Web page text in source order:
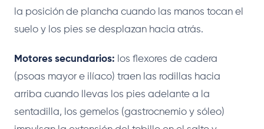
la posición de plancha cuando las manos tocan el
suelo y los pies se desplazan hacia atrás.
Motores secundarios: los flexores de cadera
(psoas mayor e ilíaco) traen las rodillas hacia
arriba cuando llevas los pies adelante a la
sentadilla, los gemelos (gastrocnemio y sóleo)